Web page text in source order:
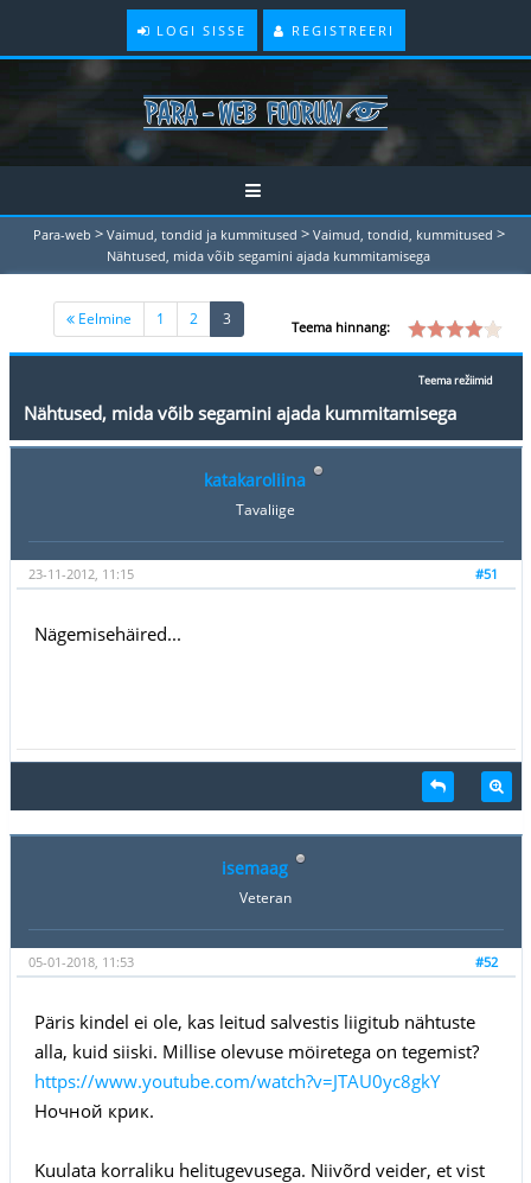
LOGI SISSE REGISTREERI
Para-web > Vaimud, tondid ja kummitused > Vaimud, tondid, kummitused >
Nähtused, mida võib segamini ajada kummitamisega
Eelmine 1 2 3 Teema hinnang:
Teema režiimid
Nähtused, mida võib segamini ajada kummitamisega
katakaroliina
Tavaliige
#51
23-11-2012, 11:15
Nägemisehäired...
isemaag
Veteran
#52
05-01-2018, 11:53
Päris kindel ei ole, kas leitud salvestis liigitub nähtuste
alla, kuid siiski. Millise olevuse möiretega on tegemist?
https://www.youtube.com/watch?v=JTAU0yc8gkY
Ночной крик.
Kuulata korraliku helitugevusega. Niivõrd veider, et vist